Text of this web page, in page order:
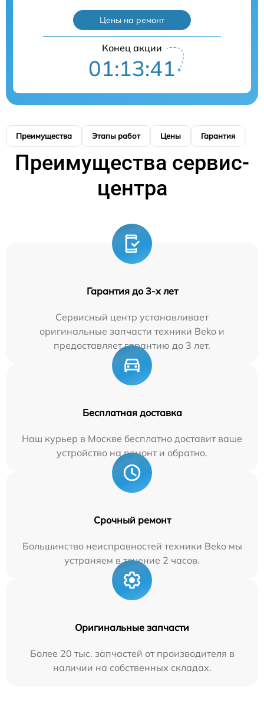
Цены на ремонт
Конец акции
01:13:40
Преимущества Этапы работ Цены Гарантия
Преимущества сервис-
центра
Гарантия до 3-х лет
Сервисный центр устанавливает
оригинальные запчасти техники Beko и
предоставляет гарантию до 3 лет.
Бесплатная доставка
Наш курьер в Москве бесплатно доставит ваше
устройство на ремонт и обратно.
Срочный ремонт
Большинство неисправностей техники Beko мы
устраняем в течение 2 часов.
Оригинальные запчасти
Более 20 тыс. запчастей от производителя в
наличии на собственных складах.